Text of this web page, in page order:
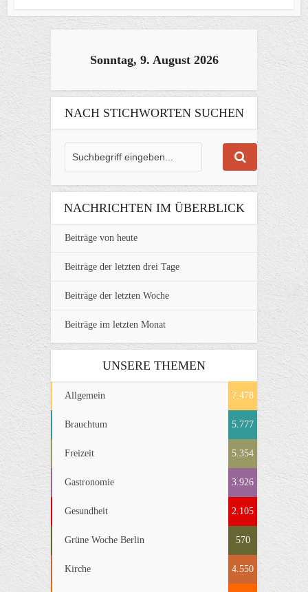
Sonntag, 9. August 2026
NACH STICHWORTEN SUCHEN
NACHRICHTEN IM ÜBERBLICK
Beiträge von heute
Beiträge der letzten drei Tage
Beiträge der letzten Woche
Beiträge im letzten Monat
UNSERE THEMEN
Allgemein 7.478
Brauchtum 5.777
Freizeit 5.354
Gastronomie 3.926
Gesundheit 2.105
Grüne Woche Berlin 570
Kirche 4.550